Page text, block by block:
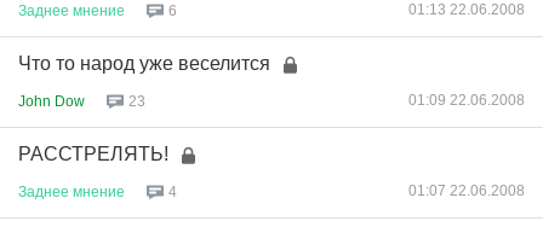
Заднее мнение 6 01:13 22.06.2008
Что то народ уже веселится
John Dow 23 01:09 22.06.2008
РАССТРЕЛЯТЬ!
Заднее мнение 4 01:07 22.06.2008